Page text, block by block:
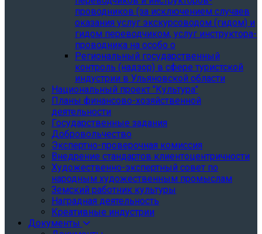
проводников (за исключением случаев
оказания услуг экскурсоводом (гидом) и
гидом переводчиком, услуг инструктора-
проводника на особо о
Региональный государственный
контроль (надзор) в сфере туристской
индустрии в Ульяновской области
Национальный проект "Культура"
Планы финансово-хозяйственной
деятельности
Государственные задания
Добровольчество
Экспертно-проверочная комиссия
Внедрение стандартов клиентоцентричности
Художественно-экспертный совет по
народным художественным промыслам
Земский работник культуры
Наградная деятельность
Креативные индустрии
Документы